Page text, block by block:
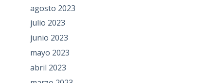
agosto 2023
julio 2023
junio 2023
mayo 2023
abril 2023